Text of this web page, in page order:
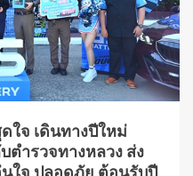
ดใจ เดินทางปีใหม่
ตำรวจทางหลวง ส่ง
ใจ ปลอดภัย ต้อนรับปี